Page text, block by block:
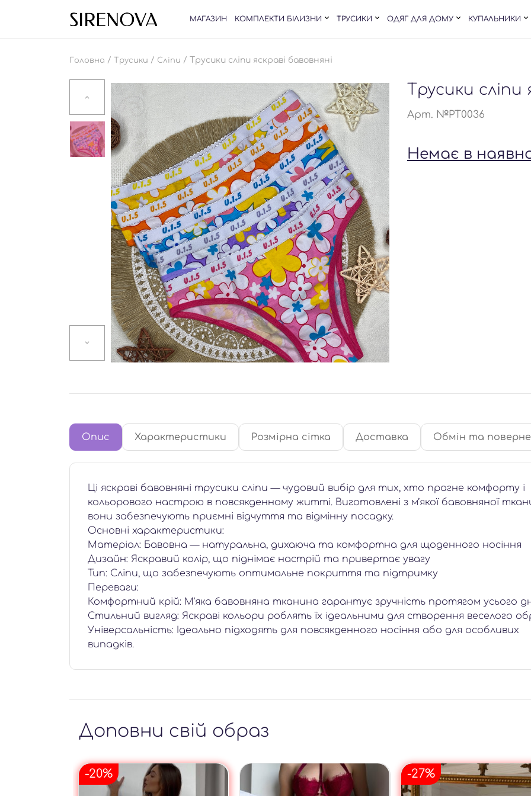
МАГАЗИН КОМПЛЕКТИ БІЛИЗНИ ТРУСИКИ ОДЯГ ДЛЯ ДОМУ КУПАЛЬНИКИ
Головна / Трусики / Сліпи / Трусики сліпи яскраві бавовняні
Трусики сліпи
Арт. №PT0036
Немає в
Опис Характеристики Розмірна сітка Доставка Обмін та
Ці яскраві бавовняні трусики сліпи — чудовий вибір для тих, хто прагне комфорту і
кольорового настрою в повсякденному житті. Виготовлені з м’якої бавовняної
вони забезпечують приємні відчуття та відмінну посадку.
Основні характеристики:
Матеріал: Бавовна — натуральна, дихаюча та комфортна для щоденного носіння
Дизайн: Яскравий колір, що піднімає настрій та привертає увагу
Тип: Сліпи, що забезпечують оптимальне покриття та підтримку
Переваги:
Комфортний крій: М’яка бавовняна тканина гарантує зручність протягом усього
Стильний вигляд: Яскраві кольори роблять їх ідеальними для створення веселого
Універсальність: Ідеально підходять для повсякденного носіння або для особливих
випадків.
Доповни свій образ
-20% -27%